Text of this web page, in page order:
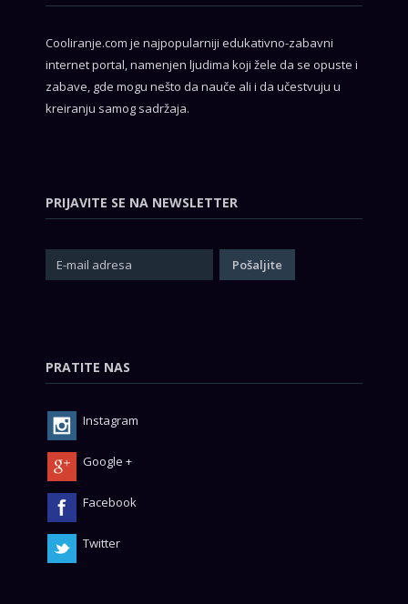
Cooliranje.com je najpopularniji edukativno-zabavni
internet portal, namenjen ljudima koji žele da se opuste i
zabave, gde mogu nešto da nauče ali i da učestvuju u
kreiranju samog sadržaja.
PRIJAVITE SE NA NEWSLETTER
PRATITE NAS
Instagram
Google +
Facebook
Twitter